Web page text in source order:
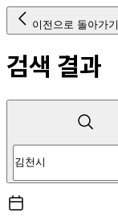
이전으로 돌아가기
검색 결과